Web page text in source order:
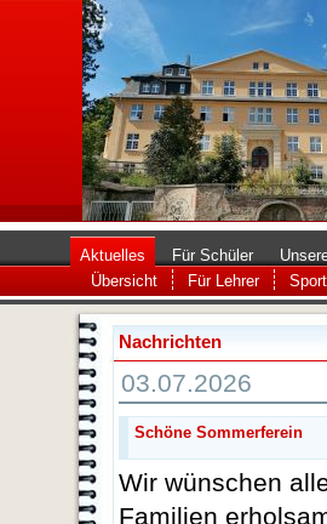
Aktuelles Für Schüler
Übersicht
Für Lehrer Sport
Nachrichten
03.07.2026
Schöne Sommerferein
Wir wünschen
Familien